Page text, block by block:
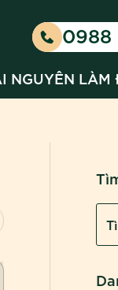
0988
doanh cùng
submenu for Tin
NGUYÊN LÀM